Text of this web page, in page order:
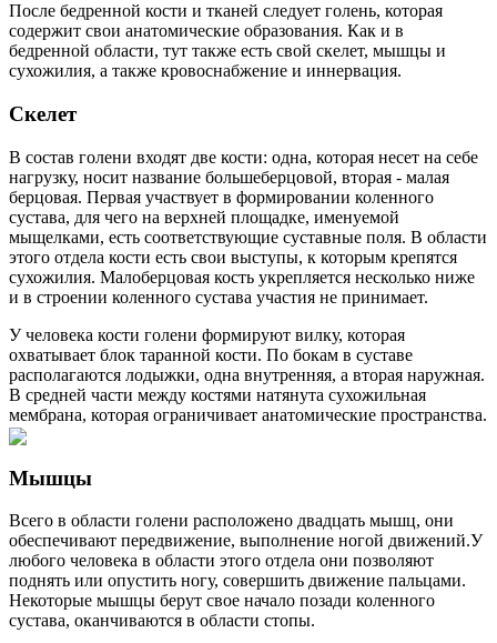
После бедренной кости и тканей следует голень, которая
содержит свои анатомические образования. Как и в
бедренной области, тут также есть свой скелет, мышцы и
сухожилия, а также кровоснабжение и иннервация.
Скелет
В состав голени входят две кости: одна, которая несет на себе
нагрузку, носит название большеберцовой, вторая - малая
берцовая. Первая участвует в формировании коленного
сустава, для чего на верхней площадке, именуемой
мыщелками, есть соответствующие суставные поля. В области
этого отдела кости есть свои выступы, к которым крепятся
сухожилия. Малоберцовая кость укрепляется несколько ниже
и в строении коленного сустава участия не принимает.
У человека кости голени формируют вилку, которая
охватывает блок таранной кости. По бокам в суставе
располагаются лодыжки, одна внутренняя, а вторая наружная.
В средней части между костями натянута сухожильная
мембрана, которая ограничивает анатомические пространства.
Мышцы
Всего в области голени расположено двадцать мышц, они
обеспечивают передвижение, выполнение ногой движений.У
любого человека в области этого отдела они позволяют
поднять или опустить ногу, совершить движение пальцами.
Некоторые мышцы берут свое начало позади коленного
сустава, оканчиваются в области стопы.